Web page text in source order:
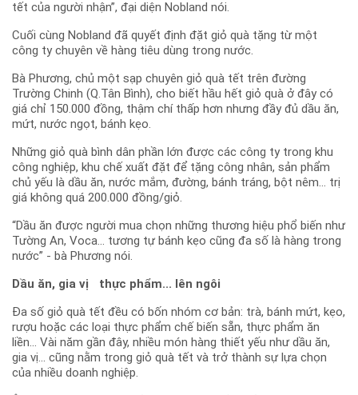
tết của người nhận”, đại diện Nobland nói.
Cuối cùng Nobland đã quyết định đặt giỏ quà tặng từ một
công ty chuyên về hàng tiêu dùng trong nước.
Bà Phương, chủ một sạp chuyên giỏ quà tết trên đường
Trường Chinh (Q.Tân Bình), cho biết hầu hết giỏ quà ở đây có
giá chỉ 150.000 đồng, thậm chí thấp hơn nhưng đầy đủ dầu ăn,
mứt, nước ngọt, bánh kẹo.
Những giỏ quà bình dân phần lớn được các công ty trong khu
công nghiệp, khu chế xuất đặt để tặng công nhân, sản phẩm
chủ yếu là dầu ăn, nước mắm, đường, bánh tráng, bột nêm... trị
giá không quá 200.000 đồng/giỏ.
“Dầu ăn được người mua chọn những thương hiệu phổ biến như
Tường An, Voca... tương tự bánh kẹo cũng đa số là hàng trong
nước” - bà Phương nói.
Dầu ăn, gia vị thực phẩm... lên ngôi
Đa số giỏ quà tết đều có bốn nhóm cơ bản: trà, bánh mứt, kẹo,
rượu hoặc các loại thực phẩm chế biến sẵn, thực phẩm ăn
liền... Vài năm gần đây, nhiều món hàng thiết yếu như dầu ăn,
gia vị... cũng nằm trong giỏ quà tết và trở thành sự lựa chọn
của nhiều doanh nghiệp.